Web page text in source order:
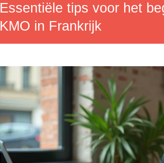
Essentiële tips voor het
KMO in Frankrijk